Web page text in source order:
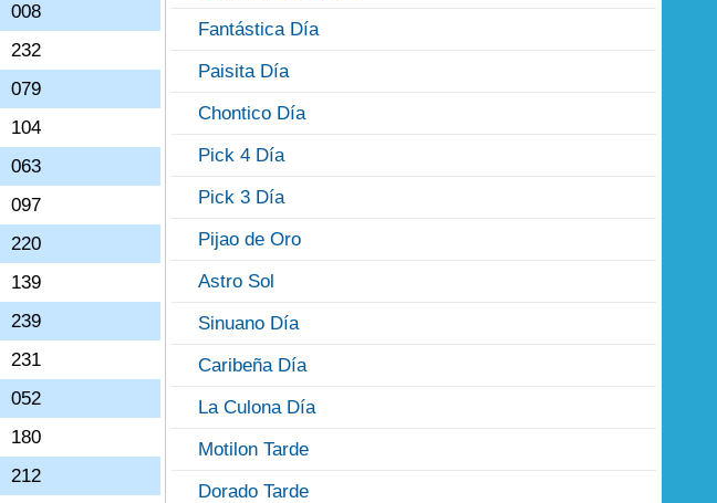
008
232
079
104
063
097
220
139
239
231
052
180
212
Fantástica Día
Paisita Día
Chontico Día
Pick 4 Día
Pick 3 Día
Pijao de Oro
Astro Sol
Sinuano Día
Caribeña Día
La Culona Día
Motilon Tarde
Dorado Tarde